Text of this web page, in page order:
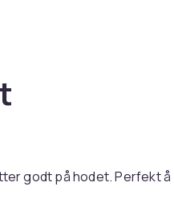
godt på hodet. Perfekt å